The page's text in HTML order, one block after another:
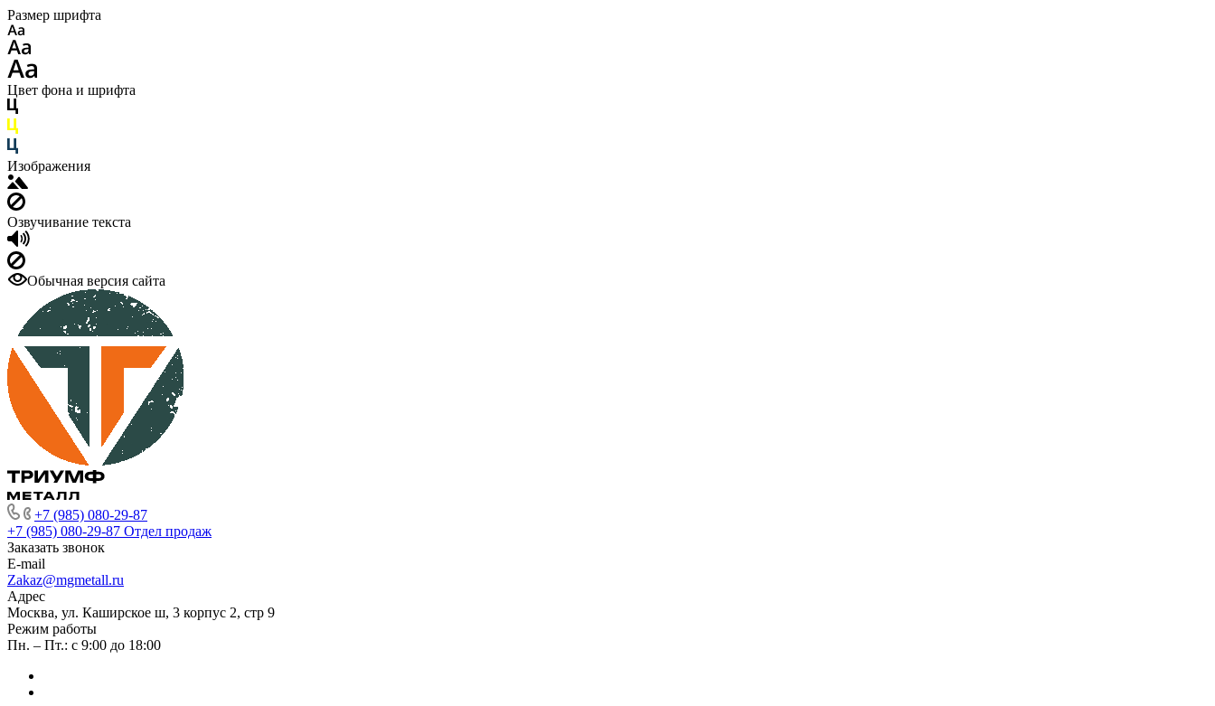
Размер шрифта
Цвет фона и шрифта
Изображения
Озвучивание текста
Обычная версия сайта
+7 (985) 080-29-87
+7 (985) 080-29-87 Отдел продаж
Заказать звонок
E-mail
Zakaz@mgmetall.ru
Адрес
Москва, ул. Каширское ш, 3 корпус 2, стр 9
Режим работы
Пн. – Пт.: с 9:00 до 18:00